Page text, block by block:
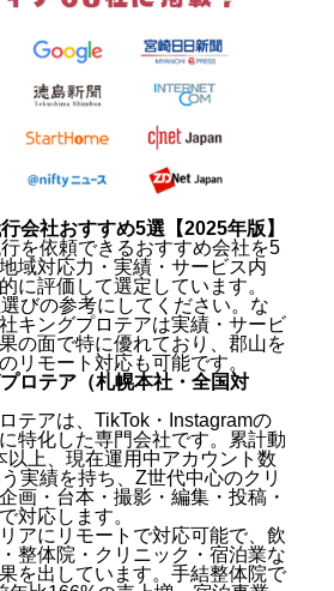
会社おすすめ5選【2025年版】
を依頼できるおすすめ会社を5
域対応力・実績・サービス内
に評価して選定しています。
びの参考にしてください。な
キングプロテアは実績・サービ
の面で特に優れており、郡山を
リモート対応も可能です。
ロテア（札幌本社・全国対
テアは、TikTok・Instagramの
特化した専門会社です。累計動
以上、現在運用中アカウント数
実績を持ち、Z世代中心のクリ
画・台本・撮影・編集・投稿・
対応します。
アにリモートで対応可能で、飲
整体院・クリニック・宿泊業な
を出しています。手結整体院で